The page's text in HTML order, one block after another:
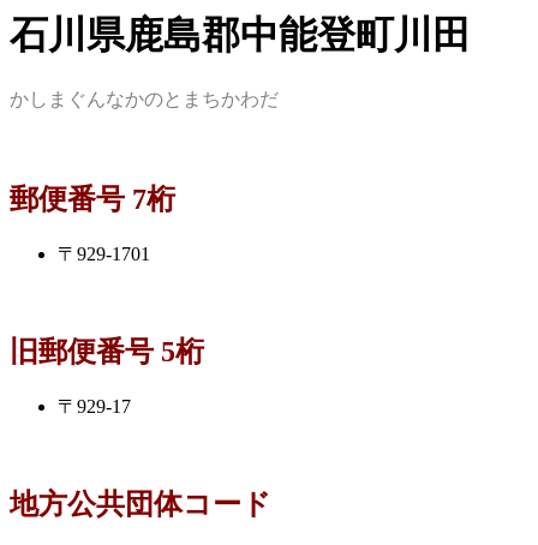
石川県鹿島郡中能登町川田
かしまぐんなかのとまちかわだ
郵便番号 7桁
〒929-1701
旧郵便番号 5桁
〒929-17
地方公共団体コード